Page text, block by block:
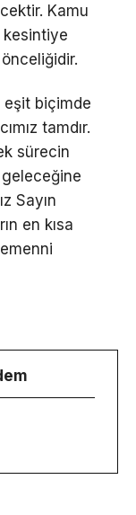
Kamu
kesintiye
eşit biçimde
tamdır.
sürecin
Sayın
en kısa